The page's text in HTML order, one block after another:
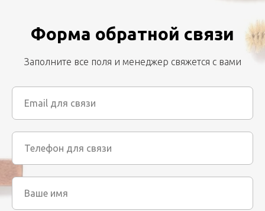
Форма обратной связи
Заполните все поля и менеджер свяжется с вами